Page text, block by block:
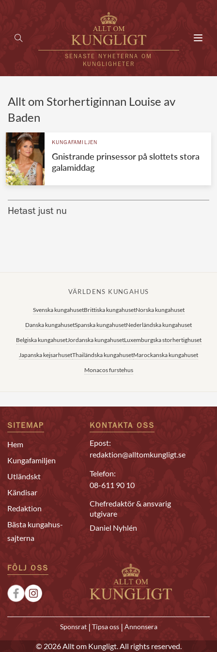
SENASTE NYHETERNA OM
KUNGLIGHETER
UTLÄNDSKT
KÄNDISAR
VÄRLDENS KUNGAHUS
Svenska kungahuset
Japanska kejsarhuset
Thailändska kungahuset
Allt om Storhertiginnan Louise av
Baden
KUNGAFAMILJEN
Gnistrande prinsessor på slottets stora
galamiddag
Hetast just nu
VÄRLDENS KUNGAHUS
Svenska kungahusetBrittiska kungahusetNorska kungahuset
Danska kungahusetSpanska kungahusetNederländska kungahuset
Belgiska kungahusetJordanska kungahusetLuxemburgska storhertighuset
Japanska kejsarhusetThailändska kungahusetMarockanska kungahuset
Monacos furstehus
SITEMAP
Hem
Kungafamiljen
Utländskt
Kändisar
Redaktion
Bästa kungahus-
sajterna
KONTAKTA OSS
Epost:
redaktion@alltomkungligt.se
Telefon:
08-611 90 10
Chefredaktör & ansvarig
utgivare
Daniel Nyhlén
FÖLJ OSS
Sponsrat | Tipsa oss | Annonsera
© 2026 Allt om Kungligt. All rights reserved.